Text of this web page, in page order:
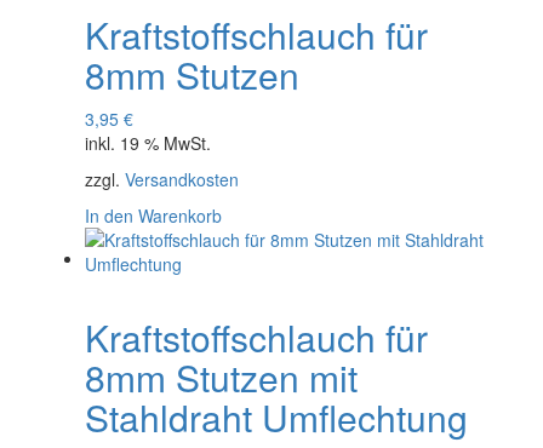
Kraftstoffschlauch für
8mm Stutzen
3,95 €
inkl. 19 % MwSt.
zzgl. Versandkosten
In den Warenkorb
Kraftstoffschlauch für
8mm Stutzen mit
Stahldraht Umflechtung